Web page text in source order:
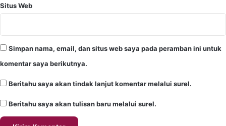
Situs Web
Simpan nama, email, dan situs web saya pada peramban ini untuk
komentar saya berikutnya.
Beritahu saya akan tindak lanjut komentar melalui surel.
Beritahu saya akan tulisan baru melalui surel.